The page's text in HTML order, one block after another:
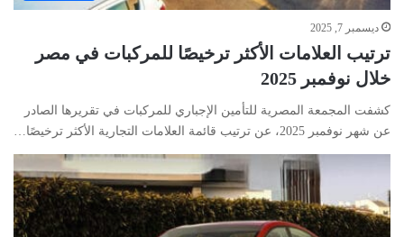
ديسمبر 7, 2025
ترتيب العلامات الأكثر ترخيصًا للمركبات في مصر
خلال نوفمبر 2025
كشفت المجمعة المصرية للتأمين الإجباري للمركبات في تقريرها الصادر
عن شهر نوفمبر 2025، عن ترتيب قائمة العلامات التجارية الأكثر ترخيصًا…